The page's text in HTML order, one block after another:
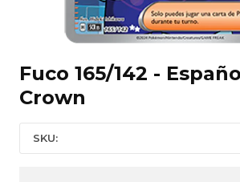
Fuco 165/142 -
Crown
SKU: